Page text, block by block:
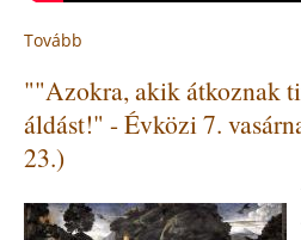
Tovább
hittanos
farsang
2025
""Azokra, akik átkoznak
áldást!" - Évközi 7.
23.)